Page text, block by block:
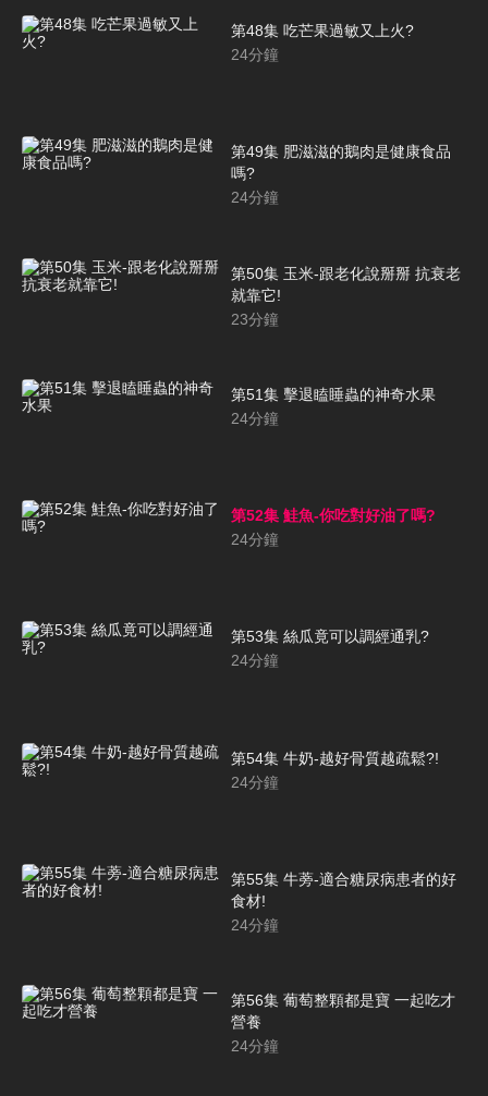
第48集 吃芒果過敏又上火?
24分鐘
第49集 肥滋滋的鵝肉是健康食品
嗎?
24分鐘
第50集 玉米-跟老化說掰掰 抗衰老
就靠它!
23分鐘
第51集 擊退瞌睡蟲的神奇水果
24分鐘
第52集 鮭魚-你吃對好油了嗎?
24分鐘
第53集 絲瓜竟可以調經通乳?
24分鐘
第54集 牛奶-越好骨質越疏鬆?!
24分鐘
第55集 牛蒡-適合糖尿病患者的好
食材!
24分鐘
第56集 葡萄整顆都是寶 一起吃才
營養
24分鐘